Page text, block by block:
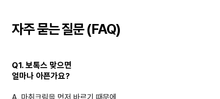
자주 묻는 질문 (FAQ)
Q1. 보톡스 맞으면
얼마나 아픈가요?